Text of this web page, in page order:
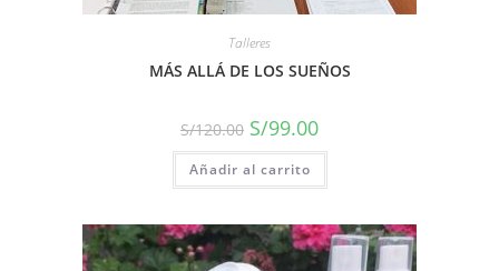
Talleres
MÁS ALLÁ DE LOS SUEÑOS
S/120.00 S/99.00
Añadir al carrito